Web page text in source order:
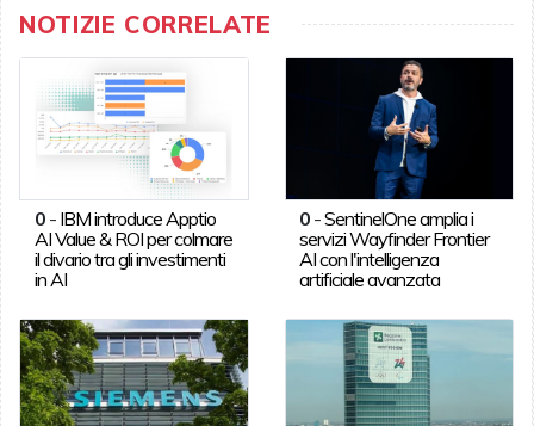
NOTIZIE CORRELATE
0- IBM introduce Apptio
AI Value & ROI per colmare
il divario tra gli investimenti
in AI
0 -SentinelOne amplia i
servizi Wayfinder Frontier
AI con l'intelligenza
artificiale avanzata